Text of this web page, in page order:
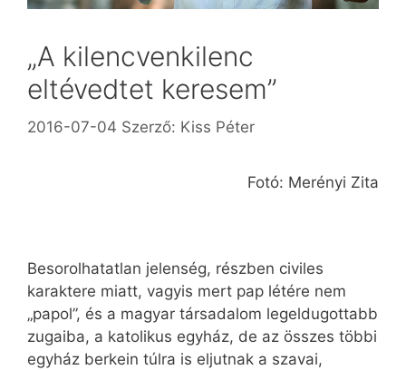
„A kilencvenkilenc
eltévedtet keresem”
2016-07-04 Szerző: Kiss Péter
Fotó: Merényi Zita
Besorolhatatlan jelenség, részben civiles
karaktere miatt, vagyis mert pap létére nem
„papol”, és a magyar társadalom legeldugottabb
zugaiba, a katolikus egyház, de az összes többi
egyház berkein túlra is eljutnak a szavai,